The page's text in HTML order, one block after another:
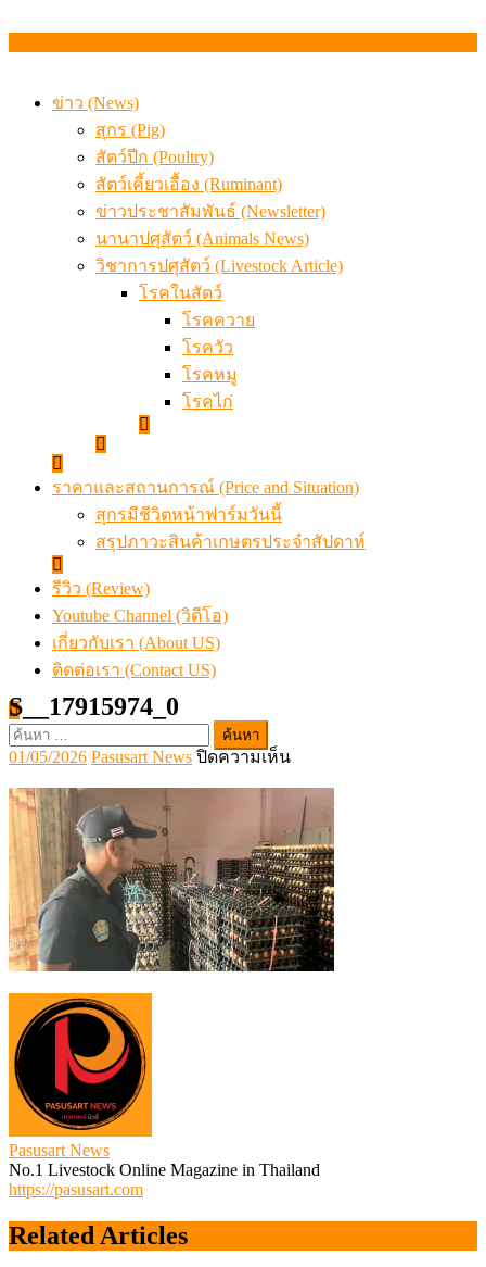
ข่าว (News)
สุกร (Pig)
สัตว์ปีก (Poultry)
สัตว์เคี้ยวเอื้อง (Ruminant)
ข่าวประชาสัมพันธ์ (Newsletter)
นานาปศุสัตว์ (Animals News)
วิชาการปศุสัตว์ (Livestock Article)
โรคในสัตว์
โรคควาย
โรควัว
โรคหมู
โรคไก่
ราคาและสถานการณ์ (Price and Situation)
สุกรมีชีวิตหน้าฟาร์มวันนี้
สรุปภาวะสินค้าเกษตรประจำสัปดาห์
รีวิว (Review)
Youtube Channel (วิดีโอ)
เกี่ยวกับเรา (About US)
ติดต่อเรา (Contact US)
ค้นหา
สำหรับ:
S__17915974_0
Posted
on
01/05/2026Author
Pasusart News ปิดความเห็นบน
Pasusart News
No.1 Livestock Online Magazine in Thailand
https://pasusart.com
Related Articles